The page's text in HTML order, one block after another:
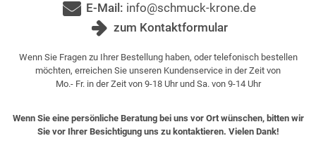
E-Mail: info@schmuck-krone.de
zum Kontaktformular
Wenn Sie Fragen zu Ihrer Bestellung haben, oder telefonisch bestellen
möchten, erreichen Sie unseren Kundenservice in der Zeit von
Mo.- Fr. in der Zeit von 9-18 Uhr und Sa. von 9-14 Uhr
Wenn Sie eine persönliche Beratung bei uns vor Ort wünschen, bitten wir
Sie vor Ihrer Besichtigung uns zu kontaktieren. Vielen Dank!